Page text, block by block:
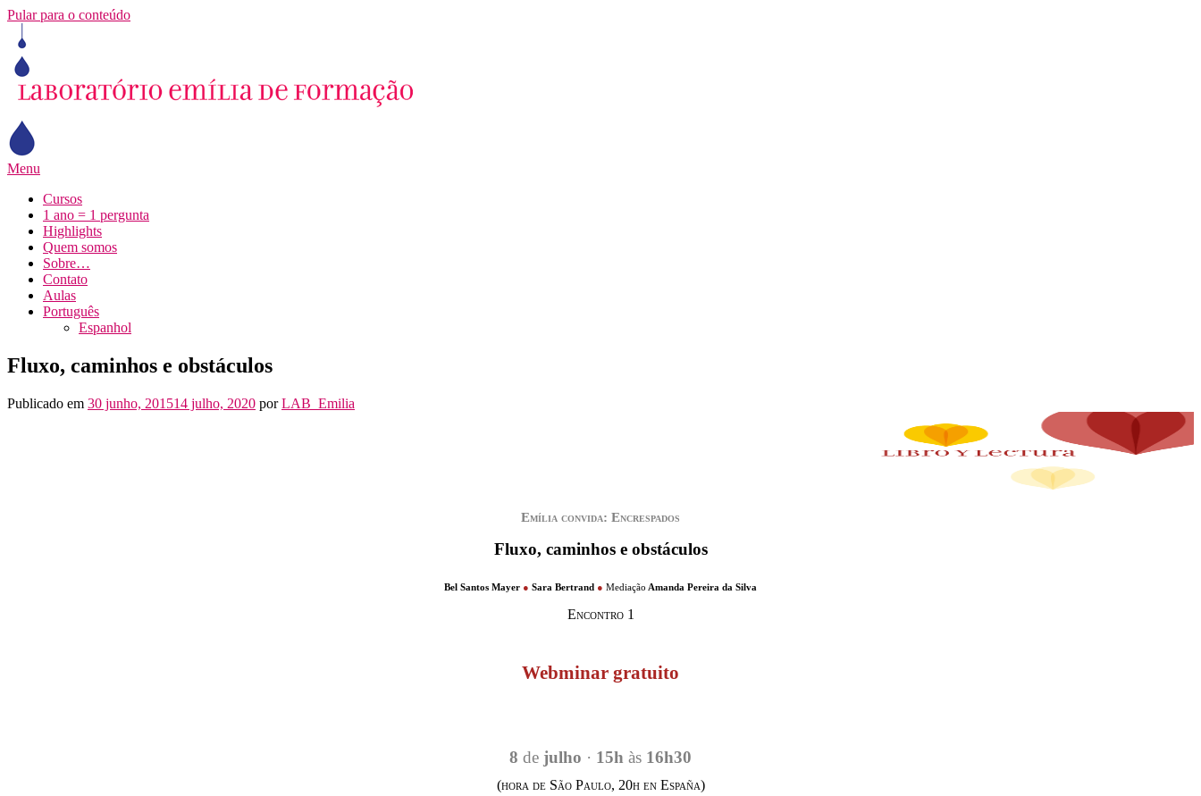
Pular para o conteúdo
Menu
Cursos
1 ano = 1 pergunta
Highlights
Quem somos
Sobre…
Contato
Aulas
Português
Espanhol
Fluxo, caminhos e obstáculos
Publicado em 30 junho, 201514 julho, 2020 porLAB_Emilia
Emília convida: Encrespados
Fluxo, caminhos e obstáculos
Bel Santos Mayer ● Sara Bertrand ● Mediação Amanda Pereira da Silva
Encontro 1
Webminar gratuito
8 de julho · 15h às 16h30
(hora de São Paulo, 20h en España)